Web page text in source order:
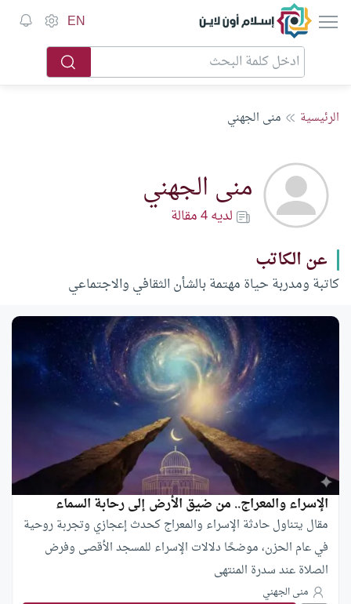
إسلام أون لاين EN
الرئيسية منى الجهني
منى الجهني
لديه 4 مقالة
عن الكاتب
كاتبة ومدربة حياة مهتمة بالشأن الثقافي والاجتماعي
الإسراء والمعراج.. من ضيق الأرض إلى رحابة السماء
مقال يتناول حادثة الإسراء والمعراج كحدث إعجازي وتجربة روحية
في عام الحزن، موضحًا دلالات الإسراء للمسجد الأقصى وفرض
الصلاة عند سدرة المنتهى
منى الجهني